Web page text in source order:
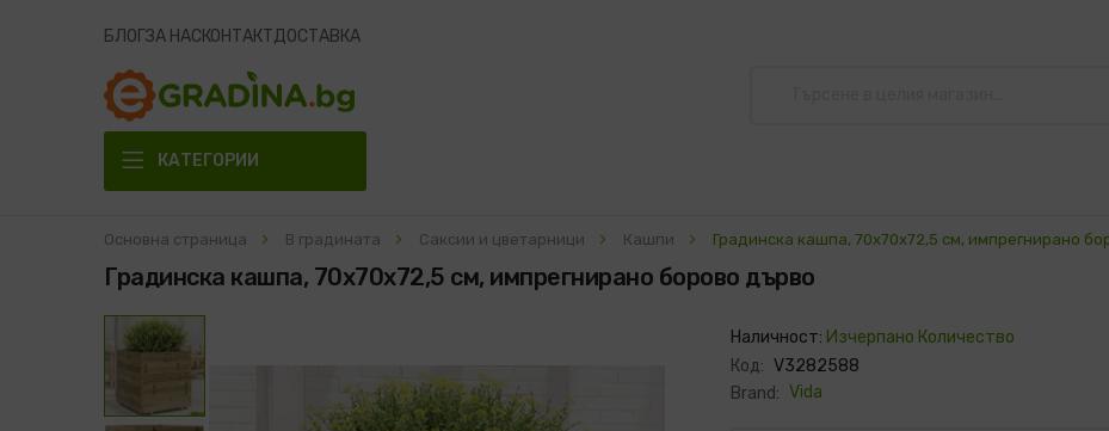
БЛОГЗА НАСКОНТАКТДОСТАВКА
КАТЕГОРИИ
Основна страница В градината Саксии и цветарници Кашпи Градинска кашпа, 70x70x72,5 см, импрегнирано
Градинска кашпа, 70x70x72,5 см, импрегнирано борово дърво
Преминете
към
края
галерията
на
изображенията
Наличност: Изчерпано Количество
Код: V3282588
Brand: Vida